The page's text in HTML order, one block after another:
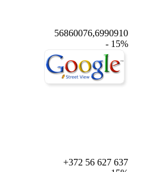
56860076,6990910
- 15%
+372 56 627 637